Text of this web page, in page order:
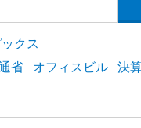
クス
省
オフィスビル 決